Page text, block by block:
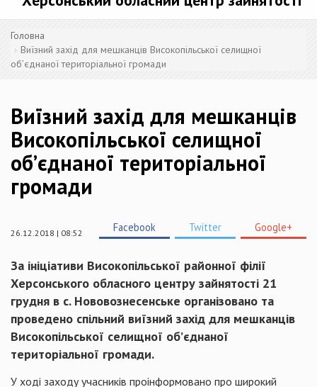
Головна
Виїзний захід для мешканців Високопільської селищної
об’єднаної територіальної громади
Виїзний захід для мешканців
Високопільської селищної
об’єднаної територіальної
громади
26.12.2018 | 08:52 Facebook Twitter Google+
За ініціативи Високопільської районної філії
Херсонського обласного центру зайнятості 21
грудня в с. Нововознесенське організовано та
проведено спільний виїзний захід для мешканців
Високопільської селищної об’єднаної
територіальної громади.
У ході заходу учасників проінформовано про широкий